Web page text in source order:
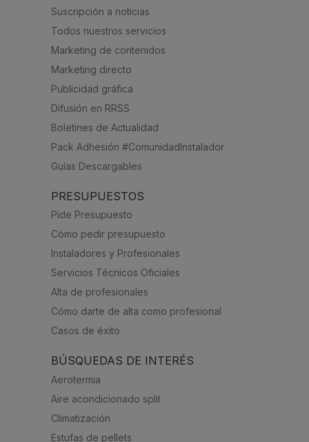
Suscripción a noticias
Todos nuestros servicios
Marketing de contenidos
Marketing directo
Publicidad gráfica
Difusión en RRSS
Boletines de Actualidad
Pack Adhesión #ComunidadInstalador
Guías Descargables
PRESUPUESTOS
Pide Presupuesto
Cómo pedir presupuesto
Instaladores y Profesionales
Servicios Técnicos Oficiales
Alta de profesionales
Cómo darte de alta como profesional
Casos de éxito
BÚSQUEDAS DE INTERÉS
Aerotermia
Aire acondicionado split
Climatización
Estufas de pellets